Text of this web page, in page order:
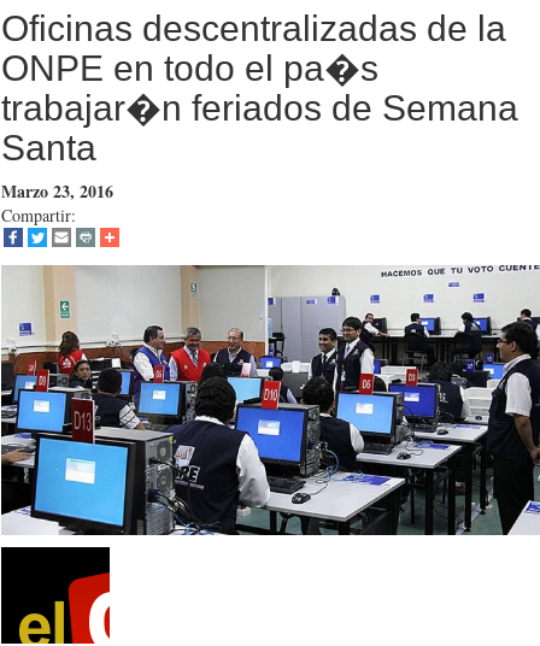
Oficinas descentralizadas de la
ONPE en todo el pa�s
trabajar�n feriados de Semana
Marzo 23, 2016
Compartir: